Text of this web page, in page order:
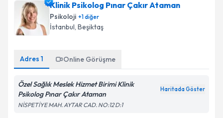
almanız için bir takvim hazırlandığında e-posta ile
bilgilendireceğiz.
E-posta Adresiniz
Kişisel verilerimin işlenmesine ilişkin
Metni'ni okudum ve kişisel verilerimin belirtilen
kapsamda işlenmesini kabul ediyorum.
Klinik Psikolog Pınar Çakır Ataman
Psikoloji +1diğer
İstanbul, Beşiktaş
Adres 1 Online Görüşme
Özel Sağlık Meslek Hizmet Birimi Klinik
Psikolog Pınar Çakır Ataman
Haritada Göster
NİSPETİYE MAH. AYTAR CAD. NO:12 D:1